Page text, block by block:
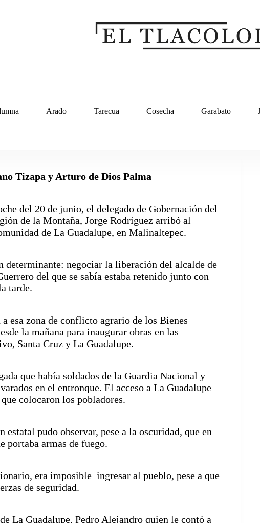
Arado Tarecua Cosecha Garabato
Tizapa y Arturo de Dios Palma
del 20 de junio, el delegado de Gobernación del
de la Montaña, Jorge Rodríguez arribó al
de La Guadalupe, en Malinaltepec.
determinante: negociar la liberación del alcalde de
del que se sabía estaba retenido junto con
tarde.
esa zona de conflicto agrario de los Bienes
la mañana para inaugurar obras en las
Santa Cruz y La Guadalupe.
que había soldados de la Guardia Nacional y
en el entronque. El acceso a La Guadalupe
colocaron los pobladores.
pudo observar, pese a la oscuridad, que en
portaba armas de fuego.
era imposible ingresar al pueblo, pese a que
de seguridad.
La Guadalupe, Pedro Alejandro quien le contó a